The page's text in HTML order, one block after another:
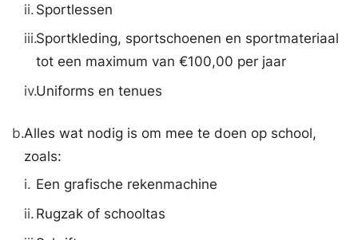
ii. Sportlessen
iii.Sportkleding, sportschoenen en sportmateriaal
tot een maximum van €100,00 per jaar
iv.Uniforms en tenues
b.Alles wat nodig is om mee te doen op school,
zoals:
i. Een grafische rekenmachine
ii. Rugzak of schooltas